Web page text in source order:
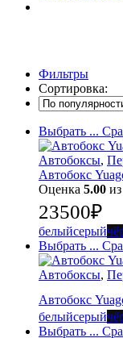
Фильтры
Сортировка:
Выбрать ...
Автобоксы,
Автобокс
Оценка 5.00
23500₽
белыйсерый
Выбрать ...
Автобоксы,
Автобокс
белыйсерый
Выбрать ...